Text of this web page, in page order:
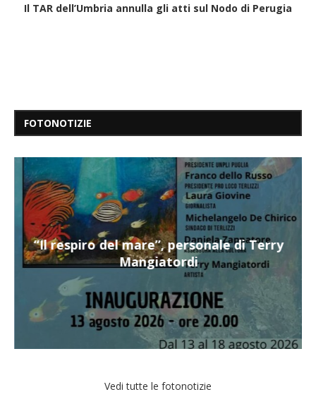
Il TAR dell’Umbria annulla gli atti sul Nodo di Perugia
FOTONOTIZIE
“Il respiro del mare”, personale di Terry
Mangiatordi
Vedi tutte le fotonotizie